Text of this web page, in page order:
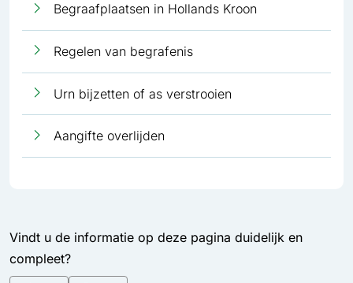
Begraafplaatsen in Hollands Kroon
Regelen van begrafenis
Urn bijzetten of as verstrooien
Aangifte overlijden
Vindt u de informatie op deze pagina duidelijk en
compleet?